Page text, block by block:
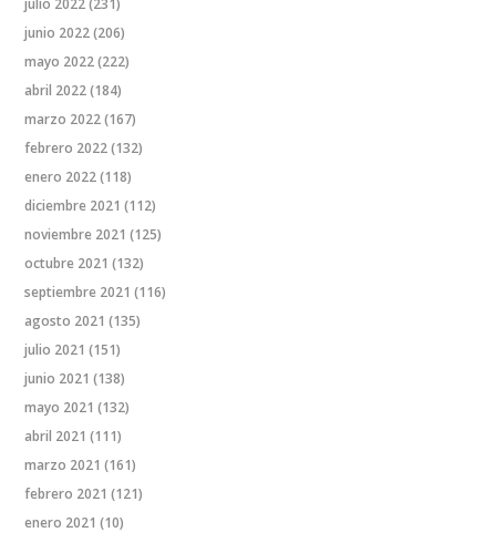
julio 2022(231)
junio 2022(206)
mayo 2022(222)
abril 2022(184)
marzo 2022(167)
febrero 2022(132)
enero 2022(118)
diciembre 2021 (112)
noviembre 2021 (125)
octubre 2021 (132)
septiembre 2021 (116)
agosto 2021 (135)
julio 2021 (151)
junio 2021 (138)
mayo 2021 (132)
abril 2021 (111)
marzo 2021 (161)
febrero 2021 (121)
enero 2021 (10)